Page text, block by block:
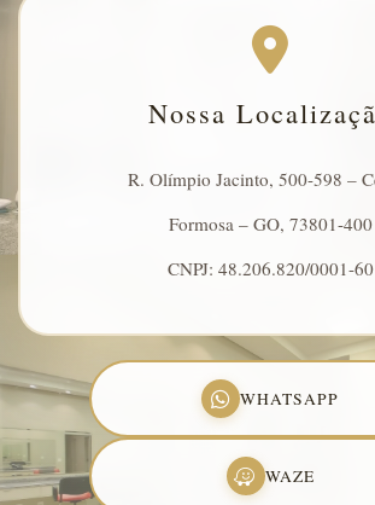
Nossa
R. Olímpio Jacinto, 500-598 –
Formosa – GO, 73801-400
CNPJ: 48.206.820/0001-60
WHATSAPP
WAZE